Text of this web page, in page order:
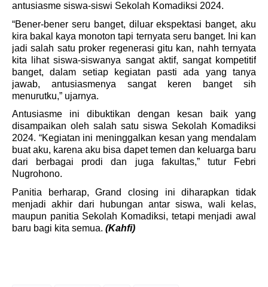
antusiasme siswa-siswi Sekolah Komadiksi 2024.
“Bener-bener seru banget, diluar ekspektasi banget, aku
kira bakal kaya monoton tapi ternyata seru banget. Ini kan
jadi salah satu proker regenerasi gitu kan, nahh ternyata
kita lihat siswa-siswanya sangat aktif, sangat kompetitif
banget, dalam setiap kegiatan pasti ada yang tanya
jawab, antusiasmenya sangat keren banget sih
menurutku,” ujarnya.
Antusiasme ini dibuktikan dengan kesan baik yang
disampaikan oleh salah satu siswa Sekolah Komadiksi
2024. “Kegiatan ini meninggalkan kesan yang mendalam
buat aku, karena aku bisa dapet temen dan keluarga baru
dari berbagai prodi dan juga fakultas,” tutur Febri
Nugrohono.
Panitia berharap, Grand closing ini diharapkan tidak
menjadi akhir dari hubungan antar siswa, wali kelas,
maupun panitia Sekolah Komadiksi, tetapi menjadi awal
baru bagi kita semua. (Kahfi)